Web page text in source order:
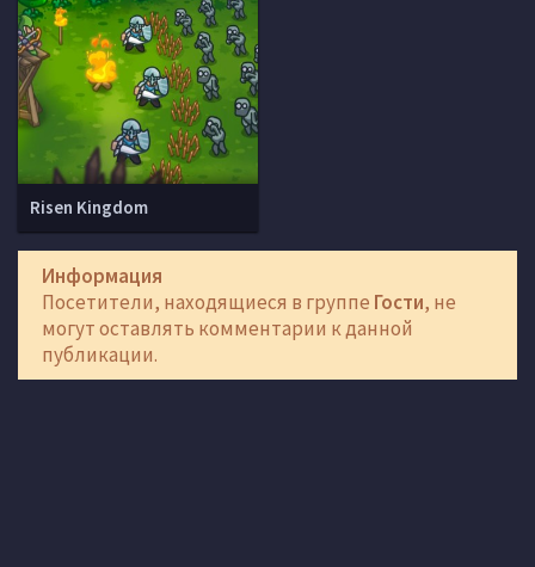
Risen Kingdom
Информация
Посетители, находящиеся в группе Гости, не
могут оставлять комментарии к данной
публикации.